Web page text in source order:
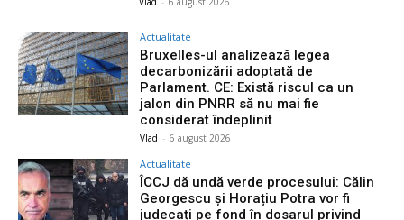
Actualitate
Bruxelles-ul analizează legea
decarbonizării adoptată de
Parlament. CE: Există riscul ca un
jalon din PNRR să nu mai fie
considerat îndeplinit
Vlad - 6 august 2026
Actualitate
ÎCCJ dă undă verde procesului: Călin
Georgescu și Horațiu Potra vor fi
judecați pe fond în dosarul privind